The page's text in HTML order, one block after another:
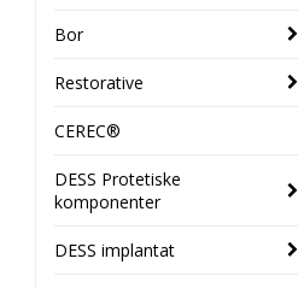
Bor
Restorative
CEREC®
DESS Protetiske
komponenter
DESS implantat